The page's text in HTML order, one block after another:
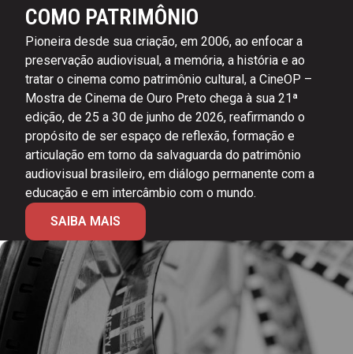
COMO PATRIMÔNIO
Pioneira desde sua criação, em 2006, ao enfocar a
preservação audiovisual, a memória, a história e ao
tratar o cinema como patrimônio cultural, a CineOP –
Mostra de Cinema de Ouro Preto chega à sua 21ª
edição, de 25 a 30 de junho de 2026, reafirmando o
propósito de ser espaço de reflexão, formação e
articulação em torno da salvaguarda do patrimônio
audiovisual brasileiro, em diálogo permanente com a
educação e em intercâmbio com o mundo.
SAIBA MAIS